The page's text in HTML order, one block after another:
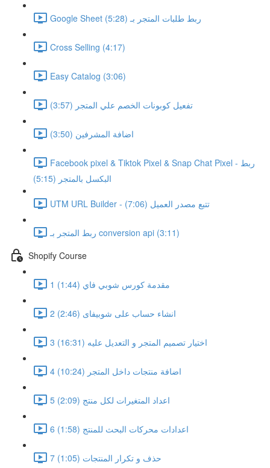
Google Sheet ربط طلبات المتجر بـ (5:28)
Cross Selling (4:17)
Easy Catalog (3:06)
تفعيل كوبونات الخصم علي المتجر (3:57)
اضافة المشرفين (3:50)
Facebook pixel & Tiktok Pixel & Snap Chat Pixel - ربط
البكسل بالمتجر (5:15)
UTM URL Builder - تتبع مصدر العميل (7:06)
ربط المتجر بـ conversion api (3:11)
Shopify Course
1 مقدمة كورس شوبي فاي (1:44)
2 انشاء حساب على شوبيفاى (2:46)
3 اختيار تصميم المتجر و التعديل عليه (16:31)
4 اضافة منتجات داخل المتجر (10:24)
5 اعداد المتغيرات لكل منتج (2:09)
6 اعدادات محركات البحث للمنتج (1:58)
7 حذف و تكرار المنتجات (1:05)